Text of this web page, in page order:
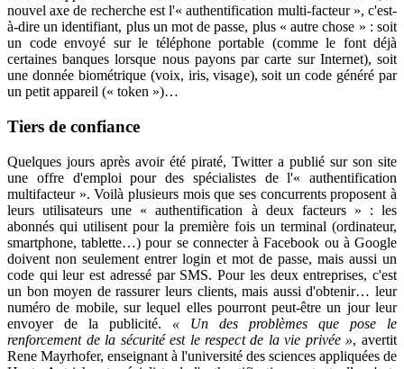
nouvel axe de recherche est l'« authentification multi-facteur », c'est-
à-dire un identifiant, plus un mot de passe, plus « autre chose » : soit
un code envoyé sur le téléphone portable (comme le font déjà
certaines banques lorsque nous payons par carte sur Internet), soit
une donnée biométrique (voix, iris, visage), soit un code généré par
un petit appareil (« token »)…
Tiers de confiance
Quelques jours après avoir été piraté, Twitter a publié sur son site
une offre d'emploi pour des spécialistes de l'« authentification
multifacteur ». Voilà plusieurs mois que ses concurrents proposent à
leurs utilisateurs une « authentification à deux facteurs » : les
abonnés qui utilisent pour la première fois un terminal (ordinateur,
smartphone, tablette…) pour se connecter à Facebook ou à Google
doivent non seulement entrer login et mot de passe, mais aussi un
code qui leur est adressé par SMS. Pour les deux entreprises, c'est
un bon moyen de rassurer leurs clients, mais aussi d'obtenir… leur
numéro de mobile, sur lequel elles pourront peut-être un jour leur
envoyer de la publicité. « Un des problèmes que pose le
renforcement de la sécurité est le respect de la vie privée », avertit
Rene Mayrhofer, enseignant à l'université des sciences appliquées de